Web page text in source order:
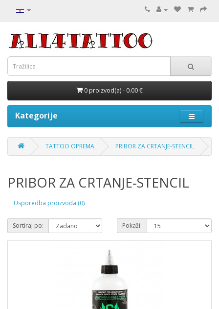
0 proizvod(a) - 0.00 €
Kategorije
TATTOO OPREMA PRIBOR ZA CRTANJE-STENCIL
PRIBOR ZA CRTANJE-STENCIL
Usporedba proizvoda (0)
Sortiraj po: Pokaži: